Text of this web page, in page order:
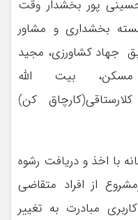
پور بخشدار وقت
بخشداری و مشاور
جهاد کشاورزی، مجید
مسکن، بیت الله
کن)
با اخذ و دریافت رشوه
از افراد متقاضی
مبادرت به تغییر